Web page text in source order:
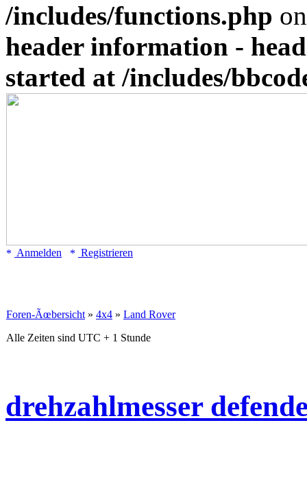
/includes/functions.php
header information -
started at /includes/
Anmelden Registrieren
Foren-Ãœbersicht » 4x4 » Land Rover
Alle Zeiten sind UTC + 1 Stunde
drehzahlmesser